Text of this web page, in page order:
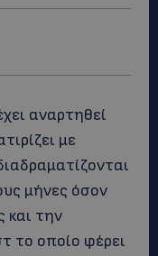
αναρτηθεί
με
μήνες όσον
και την
το οποίο φέρει